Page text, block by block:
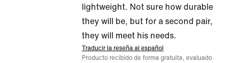
lightweight. Not sure how durable
they will be, but for a second pair,
they will meet his needs.
Traducir la reseña al español
Producto recibido de forma gratuita, evaluado